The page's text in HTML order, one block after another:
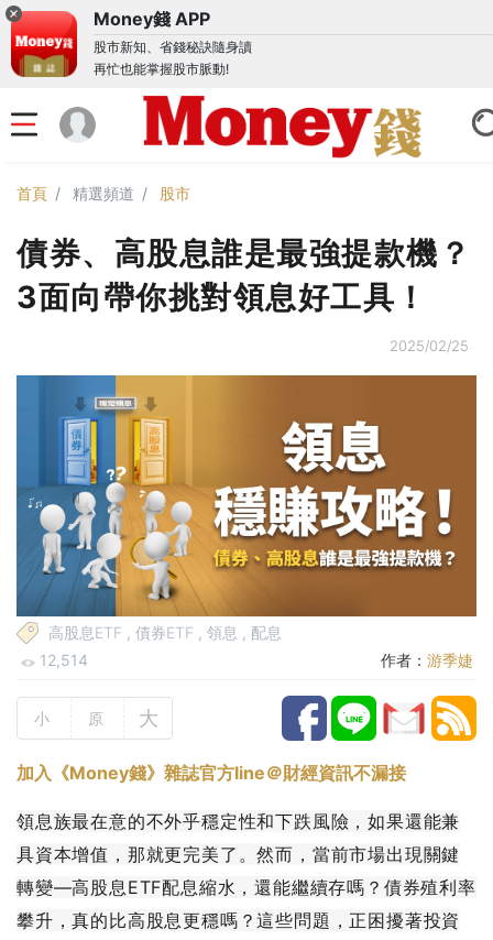
Money錢 APP
股市新知、省錢秘訣隨身讀
再忙也能掌握股市脈動!
首頁 精選頻道 股市
債券、高股息誰是最強提款機？
3面向帶你挑對領息好工具！
2025/02/25
高股息ETF , 債券ETF , 領息 , 配息
12,514
作者： 游季婕
小 原 大
加入《Money錢》雜誌官方line＠財經資訊不漏接
領息族最在意的不外乎穩定性和下跌風險，如果還能兼
具資本增值，那就更完美了。然而，當前市場出現關鍵
轉變—高股息ETF配息縮水，還能繼續存嗎？債券殖利率
攀升，真的比高股息更穩嗎？這些問題，正困擾著投資